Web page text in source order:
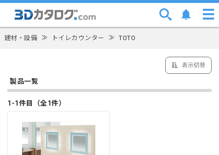
建材・設備 ≫ トイレカウンター ≫ TOTO
表示切替
製品一覧
1-1件目（全1件）